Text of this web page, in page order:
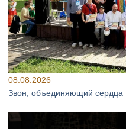
08.08.2026
Звон, объединяющий сердца